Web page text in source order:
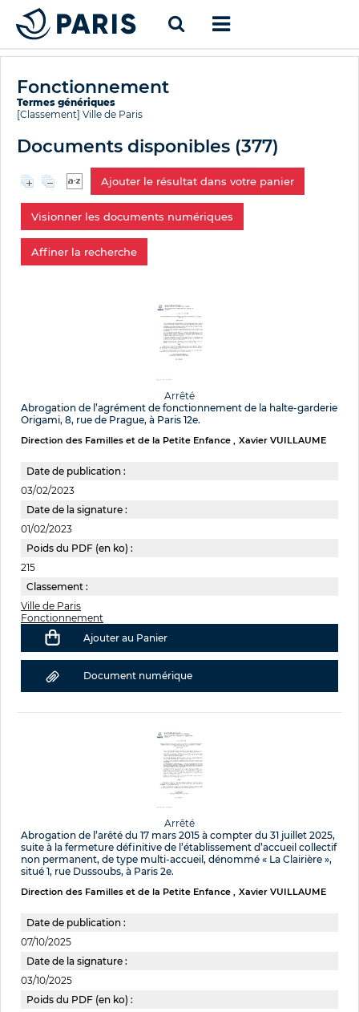
Fonctionnement
Termes génériques
[Classement] Ville de Paris
Documents disponibles (377)
Ajouter le résultat dans votre panier
Visionner les documents numériques
Affiner la recherche
Arrêté
Abrogation de l’agrément de fonctionnement de la halte-garderie
Origami, 8, rue de Prague, à Paris 12e.
Direction des Familles et de la Petite Enfance Xavier VUILLAUME
Date de publication :
03/02/2023
Date de la signature :
01/02/2023
Poids du PDF (en ko) :
215
Classement :
Ville de Paris
Fonctionnement
Ajouter au Panier
Document numérique
Arrêté
Abrogation de l’arêté du 17 mars 2015 à compter du 31 juillet 2025,
suite à la fermeture définitive de l’établissement d’accueil collectif
non permanent, de type multi-accueil, dénommé « La Clairière »,
situé 1, rue Dussoubs, à Paris 2e.
Direction des Familles et de la Petite Enfance Xavier VUILLAUME
Date de publication :
07/10/2025
Date de la signature :
03/10/2025
Poids du PDF (en ko) :